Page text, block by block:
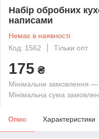
Набір обробних
написами
Немає в наявності
Код: 1562
Тільки опт
175 ₴
Мінімальне замовлення —
Мінімальна сума
Опис Характеристики